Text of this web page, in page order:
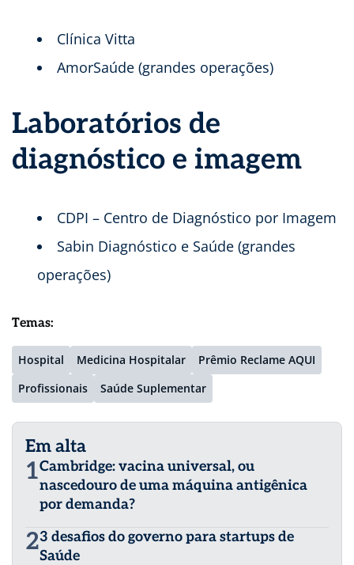
Clínica Vitta
AmorSaúde (grandes operações)
Laboratórios de
diagnóstico e imagem
CDPI – Centro de Diagnóstico por Imagem
Sabin Diagnóstico e Saúde (grandes
operações)
Temas:
Hospital Medicina Hospitalar
Prêmio Reclame AQUI
Profissionais
Saúde Suplementar
Em alta
1Cambridge: vacina universal, ou
nascedouro de uma máquina antigênica
por demanda?
23 desafios do governo para startups de
Saúde